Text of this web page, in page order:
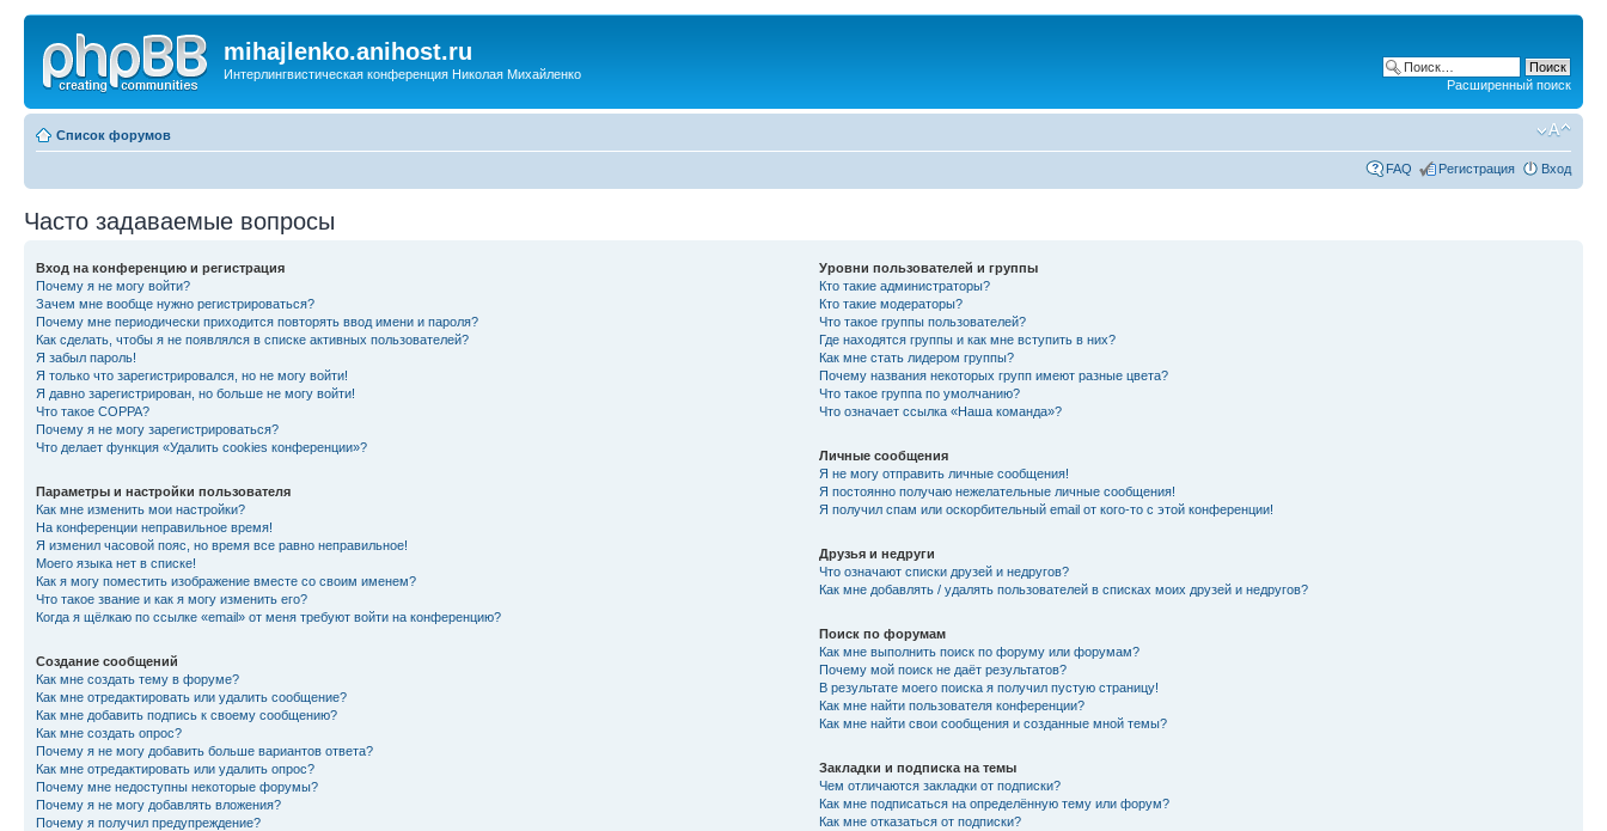
mihajlenko.anihost.ru
Интерлингвистическая конференция Николая Михайленко
Расширенный поиск
Список форумов
FAQ Регистрация Вход
Часто задаваемые вопросы
Вход на конференцию и регистрация
Почему я не могу войти?
Зачем мне вообще нужно регистрироваться?
Почему мне периодически приходится повторять ввод имени и пароля?
Как сделать, чтобы я не появлялся в списке активных пользователей?
Я забыл пароль!
Я только что зарегистрировался, но не могу войти!
Я давно зарегистрирован, но больше не могу войти!
Что такое COPPA?
Почему я не могу зарегистрироваться?
Что делает функция «Удалить cookies конференции»?
Параметры и настройки пользователя
Как мне изменить мои настройки?
На конференции неправильное время!
Я изменил часовой пояс, но время все равно неправильное!
Моего языка нет в списке!
Как я могу поместить изображение вместе со своим именем?
Что такое звание и как я могу изменить его?
Когда я щёлкаю по ссылке «email» от меня требуют войти на конференцию?
Создание сообщений
Как мне создать тему в форуме?
Как мне отредактировать или удалить сообщение?
Как мне добавить подпись к своему сообщению?
Как мне создать опрос?
Почему я не могу добавить больше вариантов ответа?
Как мне отредактировать или удалить опрос?
Почему мне недоступны некоторые форумы?
Почему я не могу добавлять вложения?
Почему я получил предупреждение?
Уровни пользователей и группы
Кто такие администраторы?
Кто такие модераторы?
Что такое группы пользователей?
Где находятся группы и как мне вступить в них?
Как мне стать лидером группы?
Почему названия некоторых групп имеют разные цвета?
Что такое группа по умолчанию?
Что означает ссылка «Наша команда»?
Личные сообщения
Я не могу отправить личные сообщения!
Я постоянно получаю нежелательные личные сообщения!
Я получил спам или оскорбительный email от кого-то с этой конференции!
Друзья и недруги
Что означают списки друзей и недругов?
Как мне добавлять / удалять пользователей в списках моих друзей и недругов?
Поиск по форумам
Как мне выполнить поиск по форуму или форумам?
Почему мой поиск не даёт результатов?
В результате моего поиска я получил пустую страницу!
Как мне найти пользователя конференции?
Как мне найти свои сообщения и созданные мной темы?
Закладки и подписка на темы
Чем отличаются закладки от подписки?
Как мне подписаться на определённую тему или форум?
Как мне отказаться от подписки?